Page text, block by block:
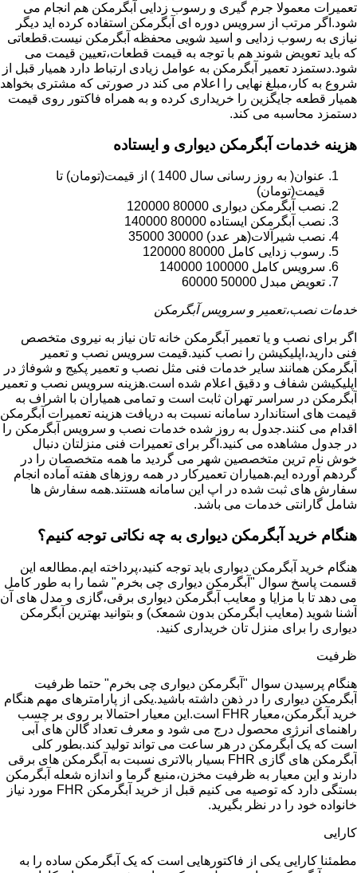
تعمیرات معمولا جرم گیری و رسوب زدایی آبگرمکن هم انجام می
شود.اگر مرتب از سرویس دوره ای آبگرمکن استفاده کرده اید دیگر
نیازی به رسوب زدایی و اسید شویی محفظه آبگرمکن نیست.قطعاتی
که باید تعویض شوند هم با توجه به قیمت قطعات،تعیین قیمت می
شود.دستمزد تعمیر آبگرمکن به عوامل زیادی ارتباط دارد همیار قبل از
شروع به کار،مبلغ نهایی را اعلام می کند در صورتی که مشتری بخواهد
همیار قطعه جایگزین را خریداری کرده و به همراه فاکتور روی قیمت
دستمزد محاسبه می کند.
هزینه خدمات آبگرمکن دیواری و ایستاده
عنوان( به روز رسانی سال 1400 ) از قیمت(تومان) تا
قیمت(تومان)
نصب آبگرمکن دیواری 80000 120000
نصب آبگرمکن ایستاده 80000 140000
نصب شیرآلات(هر عدد) 30000 35000
رسوب زدایی کامل 80000 120000
سرویس کامل 100000 140000
تعویض مبدل 50000 60000
خدمات نصب،تعمیر و سرویس آبگرمکن
اگر برای نصب و یا تعمیر آبگرمکن خانه تان نیاز به نیروی متخصص
فنی دارید،اپلیکیشن را نصب کنید.قیمت سرویس نصب و تعمیر
آبگرمکن همانند سایر خدمات فنی مثل نصب و تعمیر پکیج و شوفاژ در
اپلیکیشن شفاف و دقیق اعلام شده است.هزینه سرویس نصب و تعمیر
آبگرمکن در سراسر تهران ثابت است و تمامی همیاران با اشراف به
قیمت های استاندارد سامانه نسبت به دریافت هزینه تعمیرات آبگرمکن
اقدام می کنند.جدول به روز شده خدمات نصب و سرویس آبگرمکن را
در جدول مشاهده می کنید.اگر برای تعمیرات فنی منزلتان دنبال
خوش نام ترین متخصصین شهر می گردید ما همه متخصصان را در
گردهم آورده ایم.همیاران تعمیرکار در همه روزهای هفته آماده انجام
سفارش های ثبت شده در اپ این سامانه هستند.همه سفارش ها
شامل گارانتی خدمات می باشد.
هنگام خرید آبگرمکن دیواری به چه نکاتی توجه کنیم؟
هنگام خرید آبگرمکن دیواری باید توجه کنید،پرداخته ایم.مطالعه این
قسمت پاسخ سوال "آبگرمکن دیواری چی بخرم" شما را به طور کامل
می دهد تا با مزایا و معایب آبگرمکن دیواری برقی،گازی و مدل های آن
آشنا شوید (معایب ابگرمکن بدون شمعک) و بتوانید بهترین آبگرمکن
دیواری را برای منزل تان خریداری کنید.
ظرفیت
هنگام پرسیدن سوال "آبگرمکن دیواری چی بخرم" حتما ظرفیت
آبگرمکن دیواری را در ذهن داشته باشید.یکی از پارامترهای مهم هنگام
خرید آبگرمکن،معیار FHR است.این معیار احتمالا بر روی بر چسب
راهنمای انرژی محصول درج می شود و معرف تعداد گالن های آبی
است که یک آبگرمکن در هر ساعت می تواند تولید کند.بطور کلی
آبگرمکن های گازی FHR بسیار بالاتری نسبت به آبگرمکن های برقی
دارند و این معیار به ظرفیت مخزن،منبع گرما و اندازه شعله آبگرمکن
بستگی دارد که توصیه می کنیم قبل از خرید آبگرمکن FHR مورد نیاز
خانواده خود را در نظر بگیرید.
کارایی
مطمئنا کارایی یکی از فاکتورهایی است که یک آبگرمکن ساده را به